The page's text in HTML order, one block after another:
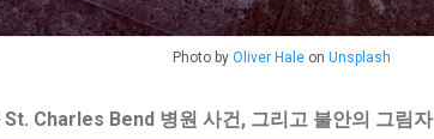
Photo by Oliver Hale on Unsplash
St. Charles Bend 병원 사건, 그리고 불안의 그림자